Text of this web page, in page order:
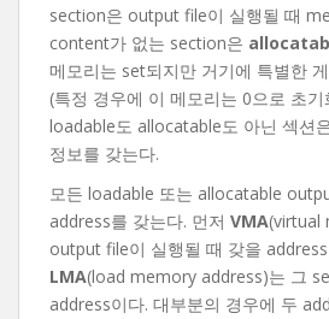
section은 output file이 실행될 때
content가 없는 section은
메모리는 set되지만 거기에 특별한
(특정 경우에 이 메모리는 0으로 초
loadable도 allocatable도 아닌 섹션
정보를 갖는다.
모든 loadable 또는 allocatable
address를 갖는다. 먼저 VMA(virtual
output file이 실행될 때 갖을
LMA(load memory address)는 그
address이다. 대부분의 경우에 두